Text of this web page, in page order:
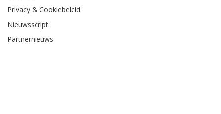
Privacy & Cookiebeleid
Nieuwsscript
Partnernieuws